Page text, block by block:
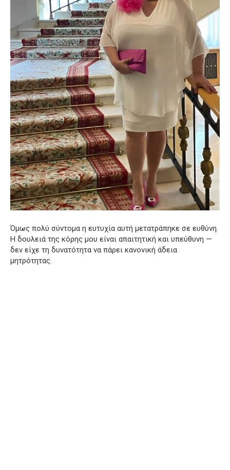
Όμως πολύ σύντομα η ευτυχία αυτή μετατράπηκε σε ευθύνη.
Η δουλειά της κόρης μου είναι απαιτητική και υπεύθυνη —
δεν είχε τη δυνατότητα να πάρει κανονική άδεια
μητρότητας.